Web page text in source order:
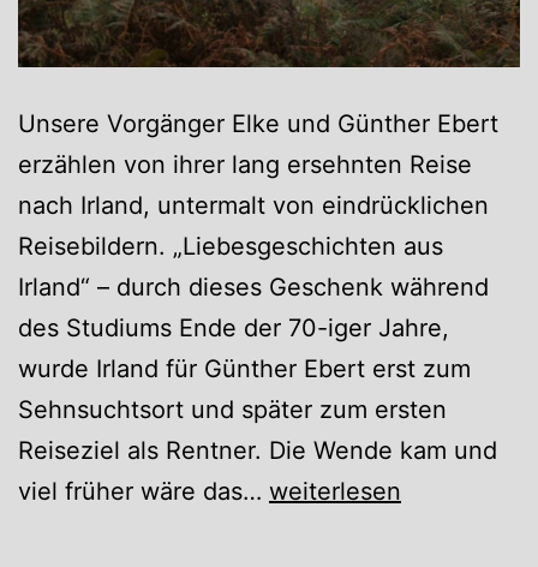
Unsere Vorgänger Elke und Günther Ebert
erzählen von ihrer lang ersehnten Reise
nach Irland, untermalt von eindrücklichen
Reisebildern. „Liebesgeschichten aus
Irland“ – durch dieses Geschenk während
des Studiums Ende der 70-iger Jahre,
wurde Irland für Günther Ebert erst zum
Sehnsuchtsort und später zum ersten
Reiseziel als Rentner. Die Wende kam und
viel früher wäre das… Irland
weiterlesen